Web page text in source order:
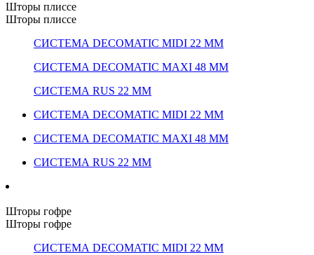
Шторы плиссе
Шторы плиссе
СИСТЕМА DECOMATIC MIDI 22 ММ
СИСТЕМА DECOMATIC MAXI 48 ММ
СИСТЕМА RUS 22 ММ
СИСТЕМА DECOMATIC MIDI 22 ММ
СИСТЕМА DECOMATIC MAXI 48 ММ
СИСТЕМА RUS 22 ММ
Шторы гофре
Шторы гофре
СИСТЕМА DECOMATIC MIDI 22 ММ